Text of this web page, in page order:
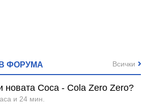
ФОРУМА
новата Coca - Cola Zero Zero?
и 24 мин.
Всички